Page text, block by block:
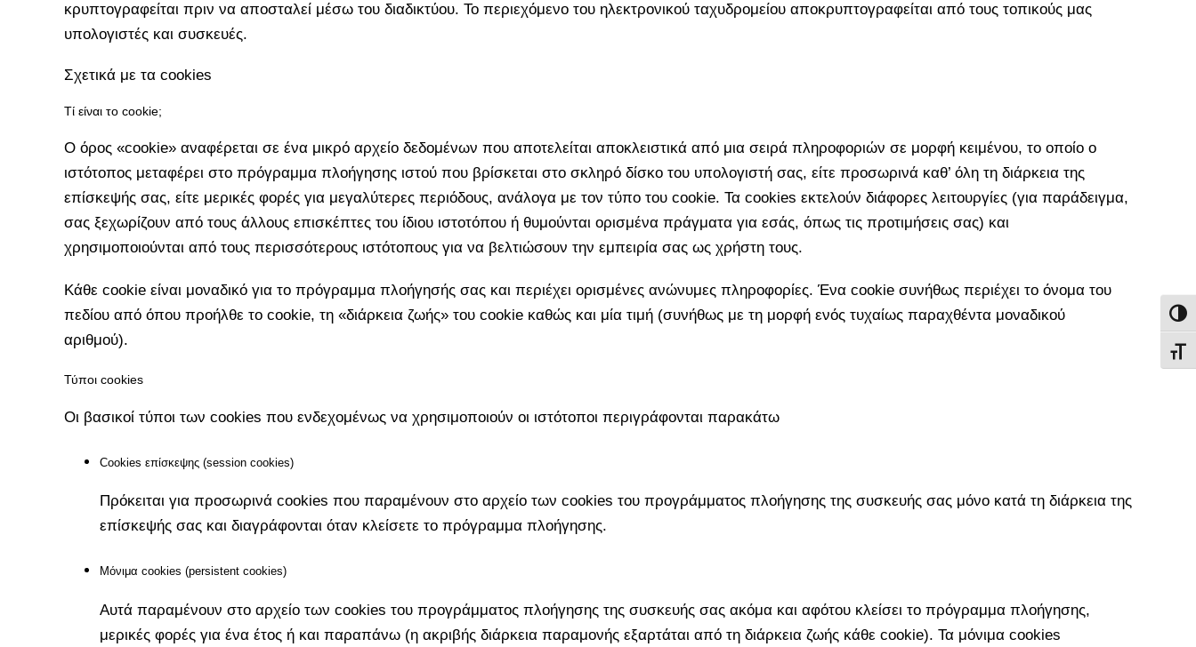
κρυπτογραφείται πριν να αποσταλεί μέσω του διαδικτύου. Το περιεχόμενο του ηλεκτρονικού ταχυδρομείου αποκρυπτογραφείται από τους τοπικούς μας
υπολογιστές και συσκευές.
Σχετικά με τα cookies
Τί είναι το cookie;
Ο όρος «cookie» αναφέρεται σε ένα μικρό αρχείο δεδομένων που αποτελείται αποκλειστικά από μια σειρά πληροφοριών σε μορφή κειμένου, το οποίο ο
ιστότοπος μεταφέρει στο πρόγραμμα πλοήγησης ιστού που βρίσκεται στο σκληρό δίσκο του υπολογιστή σας, είτε προσωρινά καθ’ όλη τη διάρκεια της
επίσκεψής σας, είτε μερικές φορές για μεγαλύτερες περιόδους, ανάλογα με τον τύπο του cookie. Τα cookies εκτελούν διάφορες λειτουργίες (για παράδειγμα,
σας ξεχωρίζουν από τους άλλους επισκέπτες του ίδιου ιστοτόπου ή θυμούνται ορισμένα πράγματα για εσάς, όπως τις προτιμήσεις σας) και
χρησιμοποιούνται από τους περισσότερους ιστότοπους για να βελτιώσουν την εμπειρία σας ως χρήστη τους.
Κάθε cookie είναι μοναδικό για το πρόγραμμα πλοήγησής σας και περιέχει ορισμένες ανώνυμες πληροφορίες. Ένα cookie συνήθως περιέχει το όνομα του
πεδίου από όπου προήλθε το cookie, τη «διάρκεια ζωής» του cookie καθώς και μία τιμή (συνήθως με τη μορφή ενός τυχαίως παραχθέντα μοναδικού
αριθμού).
Τύποι cookies
Οι βασικοί τύποι των cookies που ενδεχομένως να χρησιμοποιούν οι ιστότοποι περιγράφονται παρακάτω
Cookies επίσκεψης (session cookies)
Πρόκειται για προσωρινά cookies που παραμένουν στο αρχείο των cookies του προγράμματος πλοήγησης της συσκευής σας μόνο κατά τη διάρκεια της
επίσκεψής σας και διαγράφονται όταν κλείσετε το πρόγραμμα πλοήγησης.
Μόνιμα cookies (persistent cookies)
Αυτά παραμένουν στο αρχείο των cookies του προγράμματος πλοήγησης της συσκευής σας ακόμα και αφότου κλείσει το πρόγραμμα πλοήγησης,
μερικές φορές για ένα έτος ή και παραπάνω (η ακριβής διάρκεια παραμονής εξαρτάται από τη διάρκεια ζωής κάθε cookie). Τα μόνιμα cookies